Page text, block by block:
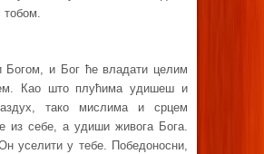
тобом.
и Бог ће владати целим
Као што плућима удишеш и
тако мислима и срцем
из себе, а удиши живога Бога.
уселити у тебе. Победоносни,